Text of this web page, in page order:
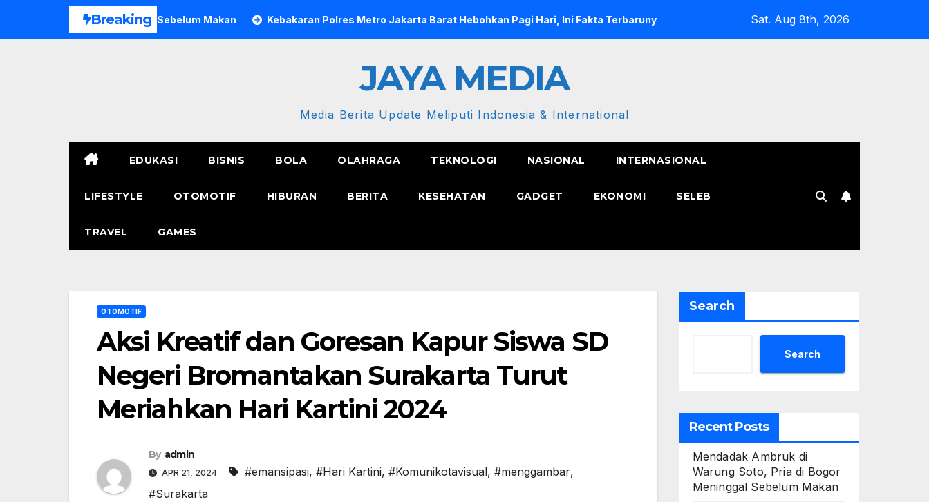
Breaking
di Bogor Meninggal Sebelum Makan Kebakaran Polres Metro Jakarta Barat Hebohkan Pagi Hari, Ini Fakta Terbarunya Semangat Pak Tarno Jualan Keliling Meski Belum Pulih,
Sat. Aug 8th, 2026
JAYA MEDIA
Media Berita Update Meliputi Indonesia & International
EDUKASI BISNIS BOLA OLAHRAGA TEKNOLOGI NASIONAL INTERNASIONAL
LIFESTYLE OTOMOTIF HIBURAN BERITA KESEHATAN GADGET EKONOMI SELEB
TRAVEL GAMES
OTOMOTIF
Aksi Kreatif dan Goresan Kapur Siswa SD
Negeri Bromantakan Surakarta Turut
Meriahkan Hari Kartini 2024
By admin
APR 21, 2024 #emansipasi, #Hari Kartini, #Komunikotavisual, #menggambar,
#Surakarta
Search
Search
Recent Posts
Mendadak Ambruk di
Warung Soto, Pria di Bogor
Meninggal Sebelum Makan